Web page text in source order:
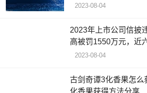
2023-08-04
2023年上市公司信披
高被罚1550万元，近
公司重大事项
2023-08-04
古剑奇谭3化香果怎么
化香果获得方法分享